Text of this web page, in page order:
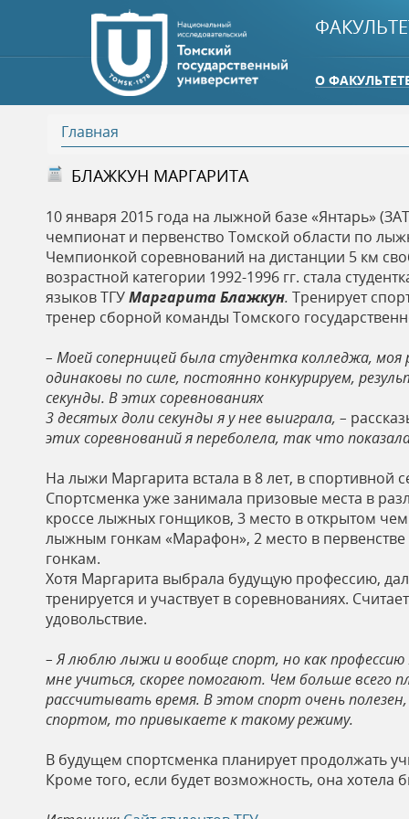
О
В
ы
з
д
с
ь
Главная
БЛАЖКУН МАРГАРИТА
10 января 2015 года на лыжной базе «Янтарь»
чемпионат и первенство Томской области по
Чемпионкой соревнований на дистанции 5 км
возрастной категории 1992-1996 гг. стала
языков ТГУМаргарита Блажкун. Тренирует
тренер сборной команды Томского
– Моей соперницей была студентка колледжа, моя
одинаковы по силе, постоянно конкурируем,
секунды. В этих соревнованиях
3 десятых долисекунды я у нее выиграла, –
этих соревнований я переболела, так что
На лыжи Маргарита встала в 8 лет, в спортивной
Спортсменка уже занимала призовые места в
кроссе лыжных гонщиков, 3 место в открытом
лыжным гонкам «Марафон», 2 место в
гонкам.
Хотя Маргарита выбрала будущую профессию,
тренируется и участвует в соревнованиях.
удовольствие.
– Я люблю лыжи и вообще спорт, но как профессию
мне учиться, скорее помогают. Чем больше всего
рассчитывать время. В этом спорт очень
спортом, то привыкаете к такому режиму.
В будущем спортсменка планирует продолжать
Кроме того, если будет возможность, она хотела